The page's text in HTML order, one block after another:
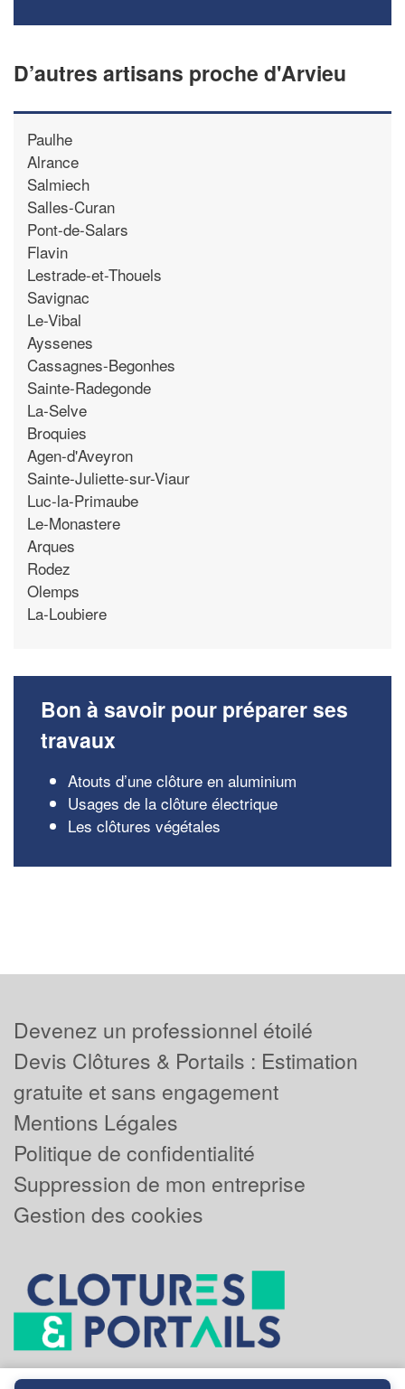
D’autres artisans proche d'Arvieu
Paulhe
Alrance
Salmiech
Salles-Curan
Pont-de-Salars
Flavin
Lestrade-et-Thouels
Savignac
Le-Vibal
Ayssenes
Cassagnes-Begonhes
Sainte-Radegonde
La-Selve
Broquies
Agen-d'Aveyron
Sainte-Juliette-sur-Viaur
Luc-la-Primaube
Le-Monastere
Arques
Rodez
Olemps
La-Loubiere
Bon à savoir pour préparer ses
travaux
Atouts d’une clôture en aluminium
Usages de la clôture électrique
Les clôtures végétales
Devenez un professionnel étoilé
Devis Clôtures & Portails : Estimation
gratuite et sans engagement
Mentions Légales
Politique de confidentialité
Suppression de mon entreprise
Gestion des cookies